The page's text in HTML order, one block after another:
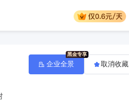
企业全景 取消收藏